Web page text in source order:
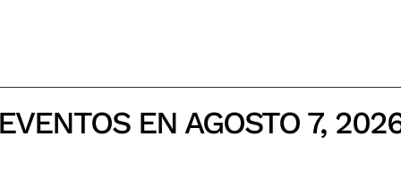
EVENTOS EN AGOSTO 7,